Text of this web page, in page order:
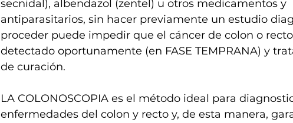
secnidal), albendazol (zentel) u otros medicamentos y
antiparasitarios, sin hacer previamente un estudio
proceder puede impedir que el cáncer de colon o
detectado oportunamente (en FASE TEMPRANA) y
de curación.
LA COLONOSCOPIA es el método ideal para
enfermedades del colon y recto y, de esta manera,